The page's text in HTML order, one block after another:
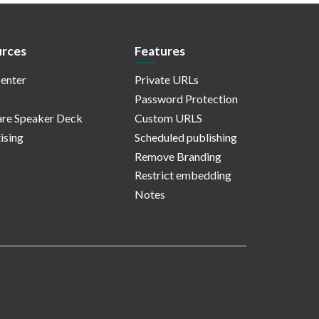
Speaker Deck
Features
Private URLs
Password Protection
Custom URLS
Scheduled publishing
Remove Branding
Restrict embedding
Notes